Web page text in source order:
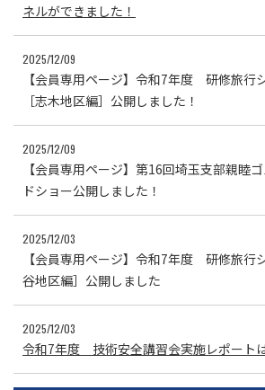
ネルができました！
2025/12/09
【会員専用ページ】令和7年度 研修旅行
［志木地区編］公開しました！
2025/12/09
【会員専用ページ】第16回埼玉支部親睦
ドショー公開しました！
2025/12/03
【会員専用ページ】令和7年度 研修旅行
谷地区編］公開しました
2025/12/03
令和7年度 技術安全講習会実施レポート